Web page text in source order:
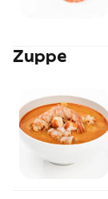
Zuppe